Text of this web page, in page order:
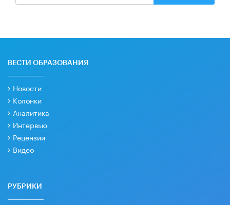
ВЕСТИ ОБРАЗОВАНИЯ
Новости
Колонки
Аналитика
Интервью
Рецензии
Видео
РУБРИКИ